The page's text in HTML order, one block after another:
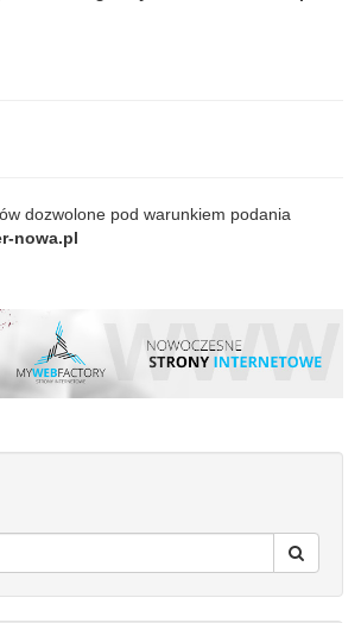
dozwolone pod warunkiem podania
nowa.pl